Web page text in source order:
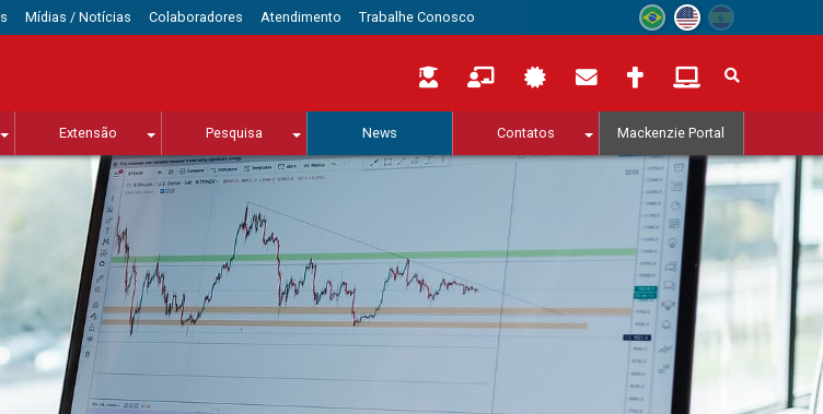
Mídias / Notícias Colaboradores Atendimento Trabalhe Conosco
Extensão Pesquisa News Contatos Mackenzie Portal